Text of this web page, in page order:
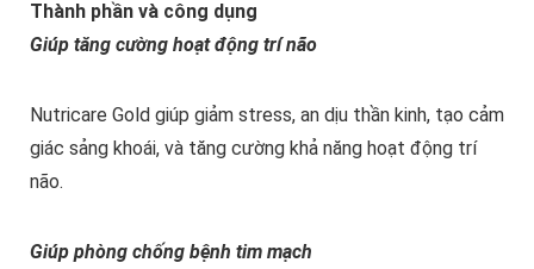
Thành phần và công dụng
Giúp tăng cường hoạt động trí não
Nutricare Gold giúp giảm stress, an dịu thần kinh, tạo cảm
giác sảng khoái, và tăng cường khả năng hoạt động trí
não.
Giúp phòng chống bệnh tim mạch